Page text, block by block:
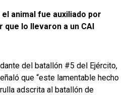
animal fue auxiliado por
lo llevaron a un CAI
del batallón #5 del Ejército,
que “este lamentable hecho
adscrita al batallón de